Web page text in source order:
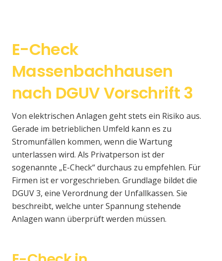
E-Check
Massenbachhausen
nach DGUV Vorschrift 3
Von elektrischen Anlagen geht stets ein Risiko aus.
Gerade im betrieblichen Umfeld kann es zu
Stromunfällen kommen, wenn die Wartung
unterlassen wird. Als Privatperson ist der
sogenannte „E-Check“ durchaus zu empfehlen. Für
Firmen ist er vorgeschrieben. Grundlage bildet die
DGUV 3, eine Verordnung der Unfallkassen. Sie
beschreibt, welche unter Spannung stehende
Anlagen wann überprüft werden müssen.